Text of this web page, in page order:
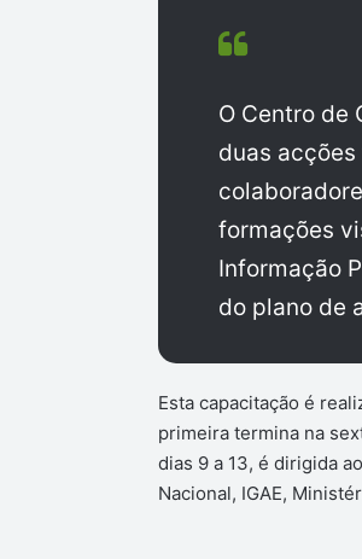
O Centro de
duas
formações
Informação
do plano de
Esta capacitação é
primeira termina na
dias 9 a 13, é dirigida
Nacional, IGAE,